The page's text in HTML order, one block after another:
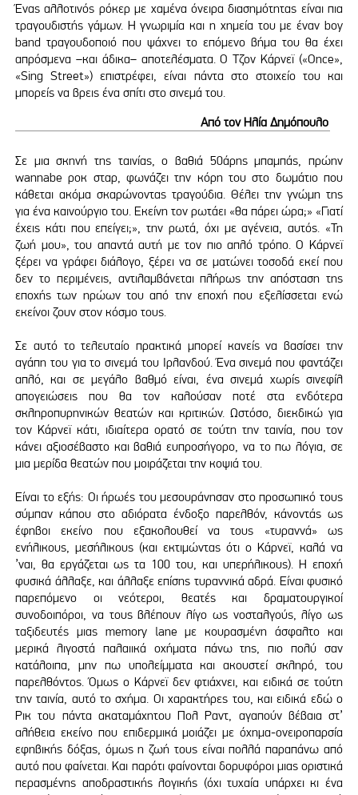
Ένας αλλοτινός ρόκερ με χαμένα όνειρα διασημότητας είναι πια
τραγουδιστής γάμων. Η γνωριμία και η χημεία του με έναν boy
band τραγουδοποιό που ψάχνει το επόμενο βήμα του θα έχει
απρόσμενα –και άδικα– αποτελέσματα. Ο Τζον Κάρνεϊ («Once»,
«Sing Street») επιστρέφει, είναι πάντα στο στοιχείο του και
μπορείς να βρεις ένα σπίτι στο σινεμά του.
Από τον Ηλία Δημόπουλο
Σε μια σκηνή της ταινίας, ο βαθιά 50άρης μπαμπάς, πρώην
wannabe ροκ σταρ, φωνάζει την κόρη του στο δωμάτιο που
κάθεται ακόμα σκαρώνοντας τραγούδια. Θέλει την γνώμη της
για ένα καινούργιο του. Εκείνη τον ρωτάει «θα πάρει ώρα;» «Γιατί
έχεις κάτι που επείγει;», την ρωτά, όχι με αγένεια, αυτός. «Τη
ζωή μου», του απαντά αυτή με τον πιο απλό τρόπο. Ο Κάρνεϊ
ξέρει να γράφει διάλογο, ξέρει να σε ματώνει τοσοδά εκεί που
δεν το περιμένεις, αντιλαμβάνεται πλήρως την απόσταση της
εποχής των ηρώων του από την εποχή που εξελίσσεται ενώ
εκείνοι ζουν στον κόσμο τους.
Σε αυτό το τελευταίο πρακτικά μπορεί κανείς να βασίσει την
αγάπη του για το σινεμά του Ιρλανδού. Ένα σινεμά που φαντάζει
απλό, και σε μεγάλο βαθμό είναι, ένα σινεμά χωρίς σινεφίλ
απογειώσεις που θα τον καλούσαν ποτέ στα ενδότερα
σκληροπυρηνικών θεατών και κριτικών. Ωστόσο, διεκδικώ για
τον Κάρνεϊ κάτι, ιδιαίτερα ορατό σε τούτη την ταινία, που τον
κάνει αξιοσέβαστο και βαθιά ευπροσήγορο, να το πω λόγια, σε
μια μερίδα θεατών που μοιράζεται την κοψιά του.
Είναι το εξής: Οι ήρωές του μεσουράνησαν στο προσωπικό τους
σύμπαν κάπου στο αδιόρατα ένδοξο παρελθόν, κάνοντάς ως
έφηβοι εκείνο που εξακολουθεί να τους «τυραννά» ως
ενήλικους, μεσήλικους (και εκτιμώντας ότι ο Κάρνεϊ, καλά να
’ναι, θα εργάζεται ως τα 100 του, και υπερήλικους). Η εποχή
φυσικά άλλαξε, και άλλαξε επίσης τυραννικά αδρά. Είναι φυσικό
παρεπόμενο οι νεότεροι, θεατές και δραματουργικοί
συνοδοιπόροι, να τους βλέπουν λίγο ως νοσταλγούς, λίγο ως
ταξιδευτές μιας memory lane με κουρασμένη άσφαλτο και
μερικά λιγοστά παλαιικά οχήματα πάνω της, πιο πολύ σαν
κατάλοιπα, μην πω υπολείμματα και ακουστεί σκληρό, του
παρελθόντος. Όμως ο Κάρνεϊ δεν φτιάχνει, και ειδικά σε τούτη
την ταινία, αυτό το σχήμα. Οι χαρακτήρες του, και ειδικά εδώ ο
Ρικ του πάντα ακαταμάχητου Πολ Ραντ, αγαπούν βέβαια στ’
αλήθεια εκείνο που επιδερμικά μοιάζει με όχημα-ονειροπαρσία
εφηβικής δόξας, όμως η ζωή τους είναι πολλά παραπάνω από
αυτό που φαίνεται. Και παρότι φαίνονται δορυφόροι μιας οριστικά
περασμένης αποδραστικής λογικής (όχι τυχαία υπάρχει κι ένα